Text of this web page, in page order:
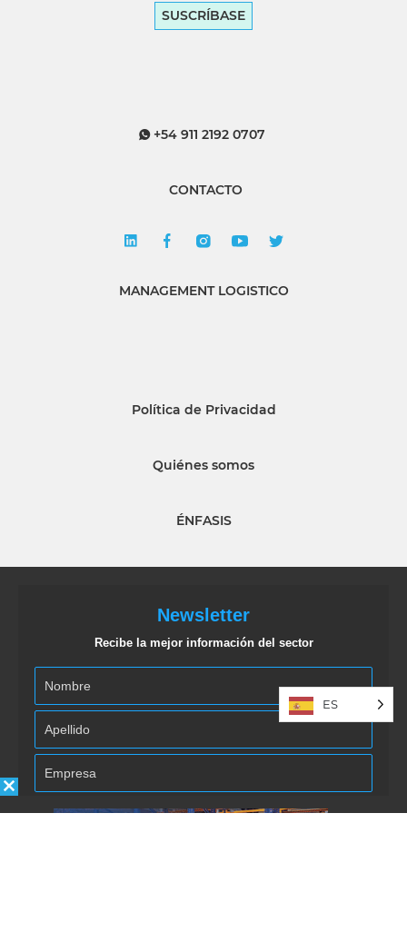
SUSCRÍBASE
+54 911 2192 0707
CONTACTO
MANAGEMENT LOGISTICO
Política de Privacidad
Quiénes somos
ÉNFASIS
Newsletter
Recibe la mejor información del sector
ES